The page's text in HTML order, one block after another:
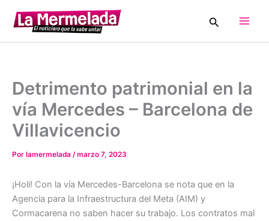
contenido
Buscar
Detrimento patrimonial en la
vía Mercedes – Barcelona de
Villavicencio
Por lamermelada /marzo 7, 2023
¡Holi! Con la vía Mercedes-Barcelona se nota que en la
Agencia para la Infraestructura del Meta (AIM) y
Cormacarena no saben hacer su trabajo. Los contratos mal